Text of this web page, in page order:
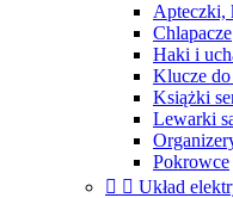
Apteczki,
Chlapacze
Haki i
Klucze do
Książki
Lewarki
Pokrowce
  Układ